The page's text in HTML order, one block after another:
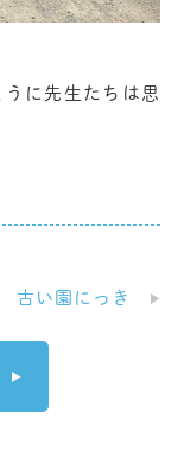
に先生たちは思
古い園にっき